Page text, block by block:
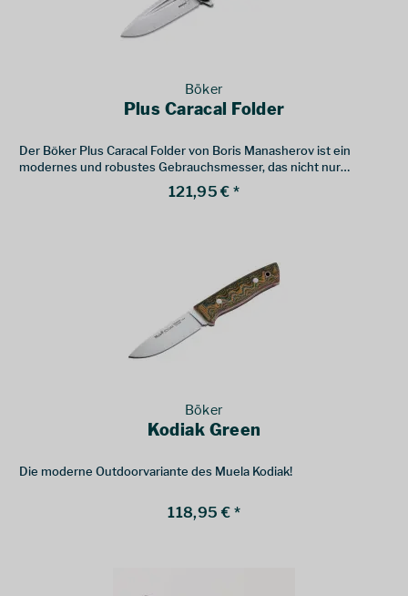
Böker
Plus Caracal Folder
Der Böker Plus Caracal Folder von Boris Manasherov ist ein
modernes und robustes Gebrauchsmesser, das nicht nur
herausragende Stabilität, sondern auch eine perfekte Ergonomie
121,95 € *
Böker
Kodiak Green
Die moderne Outdoorvariante des Muela Kodiak!
118,95 € *